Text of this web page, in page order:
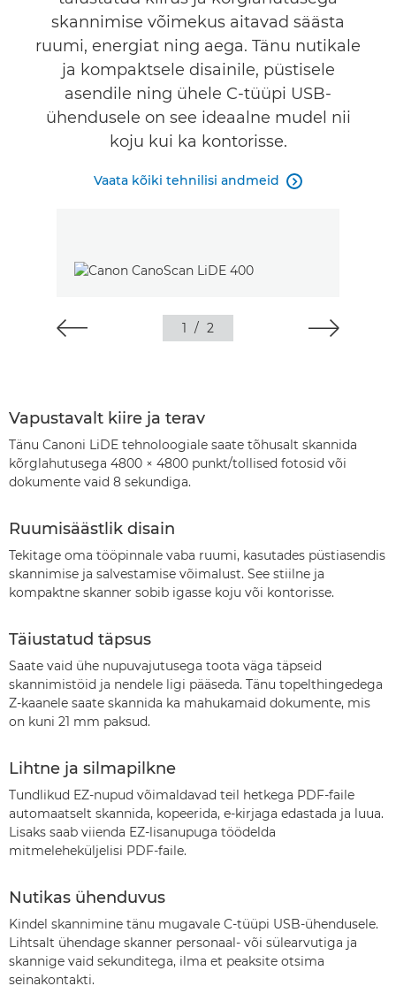
skannimise võimekus aitavad säästa
ruumi, energiat ning aega. Tänu nutikale
ja kompaktsele disainile, püstisele
asendile ning ühele C-tüüpi USB-
ühendusele on see ideaalne mudel nii
koju kui ka kontorisse.
Vaata kõiki tehnilisi andmeid 
1 / 2
Vapustavalt kiire ja terav
Tänu Canoni LiDE tehnoloogiale saate tõhusalt skannida
kõrglahutusega 4800 × 4800 punkt/tollised fotosid või
dokumente vaid 8 sekundiga.
Ruumisäästlik disain
Tekitage oma tööpinnale vaba ruumi, kasutades püstiasendis
skannimise ja salvestamise võimalust. See stiilne ja
kompaktne skanner sobib igasse koju või kontorisse.
Täiustatud täpsus
Saate vaid ühe nupuvajutusega toota väga täpseid
skannimistöid ja nendele ligi pääseda. Tänu topelthingedega
Z-kaanele saate skannida ka mahukamaid dokumente, mis
on kuni 21 mm paksud.
Lihtne ja silmapilkne
Tundlikud EZ-nupud võimaldavad teil hetkega PDF-faile
automaatselt skannida, kopeerida, e-kirjaga edastada ja luua.
Lisaks saab viienda EZ-lisanupuga töödelda
mitmeleheküljelisi PDF-faile.
Nutikas ühenduvus
Kindel skannimine tänu mugavale C-tüüpi USB-ühendusele.
Lihtsalt ühendage skanner personaal- või sülearvutiga ja
skannige vaid sekunditega, ilma et peaksite otsima
seinakontakti.